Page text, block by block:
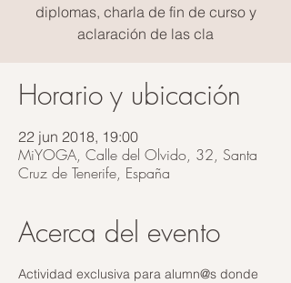
diplomas, charla de fin de curso y
aclaración de las cla
Horario y ubicación
22 jun 2018, 19:00
MiYOGA, Calle del Olvido, 32, Santa
Cruz de Tenerife, España
Acerca del evento
Actividad exclusiva para alumn@s donde